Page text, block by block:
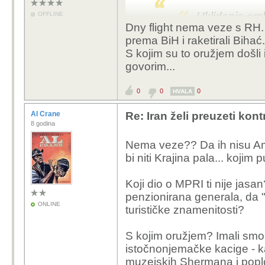
OFFLINE
Uklidanje
je istok dao
obuka,
Zeza me internet ili
želim, ali...
...
S oružjem su došli i
što sam napisao
oslobođena?
Dny flight nema veze s
prema BiH i raketirali
S kojim su to oružjem
govorim...
0 0 HVALA 0
Al Crane
8 godina
ONLINE
Re: Iran želi preuzeti
Nema veze?? Da ih nisu
bi niti Krajina pala... kojim
Koji dio o MPRI ti nije
penzionirana generala, da
turističke znamenitosti?
S kojim oružjem? Imali
istočnonjemačke kacige -
muzejskih Shermana i